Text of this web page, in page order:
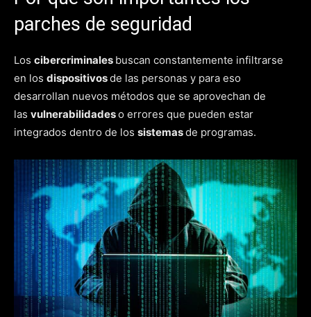
parches de seguridad
Los cibercriminales buscan constantemente infiltrarse
en los dispositivosde las personas y para eso
desarrollan nuevos métodos que se aprovechan de
las vulnerabilidadeso errores que pueden estar
integrados dentro de los sistemasde programas.